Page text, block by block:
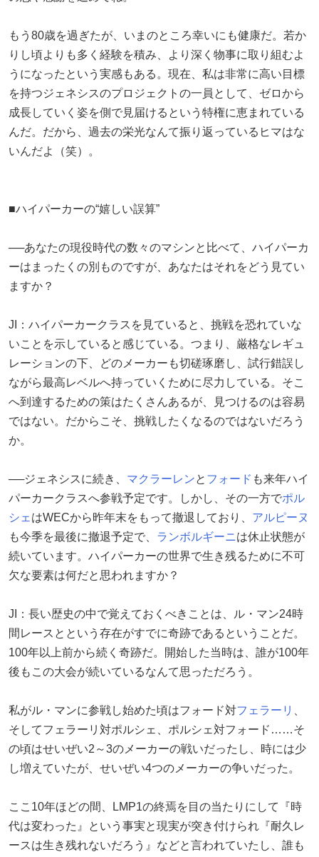
もう80歳を過ぎたが、いまのところ幸いにも健康だ。若か
りし頃よりも多く経験を積み、より深く物事に取り組むよ
うになったという実感もある。現在、私は非常に高い目標
を持つジェネシスのプロジェクトの一員として、ゼロから
成長していく姿を側で見届けるという特権に恵まれている
んだ。だから、過去の栄光なんて振り返っているヒマはな
いんだよ（笑）。
■ハイパーカーの“嬉しい誤算”
──あなたの現役時代の数々のマシンと比べて、ハイパーカ
ーはまったくの別ものですが、あなたはそれをどう見てい
ますか？
JI：ハイパーカークラスを見ていると、挑戦を恐れていな
いことを示していると感じている。つまり、厳格なレギュ
レーションの下、どのメーカーも切磋琢磨し、試行錯誤し
ながら最高レベルへ持っていくために尽力している。そこ
へ到達するための策はたくさんあるが、見つけるのは容易
ではない。だからこそ、挑戦したくなるのではないだろう
か。
──ジェネシスに続き、 マクラーレンと フォード も来年ハイ
パーカークラスへ参戦予定です。しかし、その一方でポル
シェ はWECから昨年末をもって撤退しており、 アルピーヌ
も今季を最後に撤退予定で、 ランボルギーニは休止状態が
続いています。ハイパーカーの世界で生き残るために不可
欠な要素は何だと思われますか？
JI：長い歴史の中で覚えておくべきことは、ル・マン24時
間レースとという存在がすでに奇跡であるということだ。
100年以上前から続く奇跡だ。開始した当時は、誰が100年
後もこの大会が続いているなんて思っただろう。
私がル・マンに参戦し始めた頃はフォード対フェラーリ
そしてフェラーリ対ポルシェ、ポルシェ対フォード……そ
の頃はせいぜい2～3のメーカーの戦いだったし、時には少
し増えていたが、せいぜい4つのメーカーの争いだった。
ここ10年ほどの間、LMP1の終焉を目の当たりにして『時
代は変わった』という事実と現実が突き付けられ『耐久レ
ースは生き残れないだろう』などと言われていたし、誰も